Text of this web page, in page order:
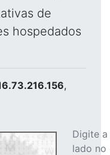
de
hospedados
,
Digite
lado no